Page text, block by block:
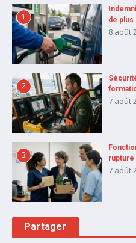
1
de plus
8 août
2
7 août
3
7 août
Partager